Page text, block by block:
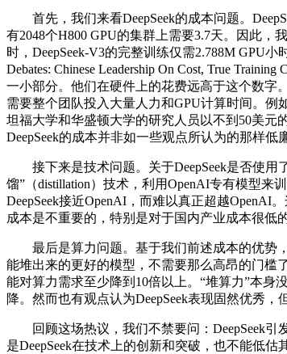
首先，我们来看DeepSeek的成本问题。
有2048个H800 GPU的集群上需要3.7天。因此
时，DeepSeek-V3的完整训练仅需2.788M GPU
Debates: Chinese Leadership On Cost, True
一小部分。他们在硬件上的花费远高于这个数字
需要整个团队投入大量人力和GPU计算时间。例
坦福大学和华盛顿大学的研究人员以不到50美元
DeepSeek的成本并非如一些观点所认为的那样低
接下来是技术问题。关于DeepSeek是否使用
馏”（distillation）技术，利用OpenAI专有模型
DeepSeek接近OpenAI，而难以真正超越OpenAI
成本是不重要的，特别是对于国内产业成本很低
最后是算力问题。基于我们前述成本的优势，
能堆出来的更好的模型，不需要那么高昂的门槛
能对算力需求至少降到10倍以上。“堆算力”本身
降。然而也有观点认为DeepSeek表现固然优秀
回顾这场热议，我们不禁要问：DeepSeek引
是DeepSeek在技术上的创新和突破，也不能低